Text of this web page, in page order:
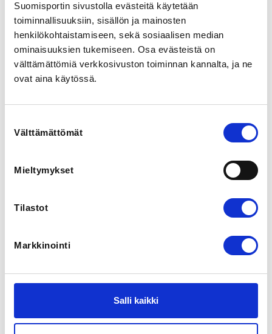
Suomisportin sivustolla evästeitä käytetään
toiminnallisuuksiin, sisällön ja mainosten
henkilökohtaistamiseen, sekä sosiaalisen median
ominaisuuksien tukemiseen. Osa evästeistä on
välttämättömiä verkkosivuston toiminnan kannalta, ja ne
ovat aina käytössä.
valinta
Välttämättömät
Mieltymykset
Tilastot
Markkinointi
Salli kaikki
COACHS
Essi Labart
Syys-joulukuussa järjestetään Urhea-hallissa
liikesarjoista kiinnostuneille maajoukkueurheilijoista
Tämä ilmoittautumis- ja maksulinkki on niille, jotka
Huomaathan, että osallistumiskertojen vaihtaminen tai
myyminen muille osallistujille EI ole sallittua. Osaksi
Harjoitukset järjestetään Urhea-hallissa aamuisin 8.00-
9.30 seuraavan aikataulun mukaisesti:
Ma 2.9. tatamisali
Ke 25.9. peilisali